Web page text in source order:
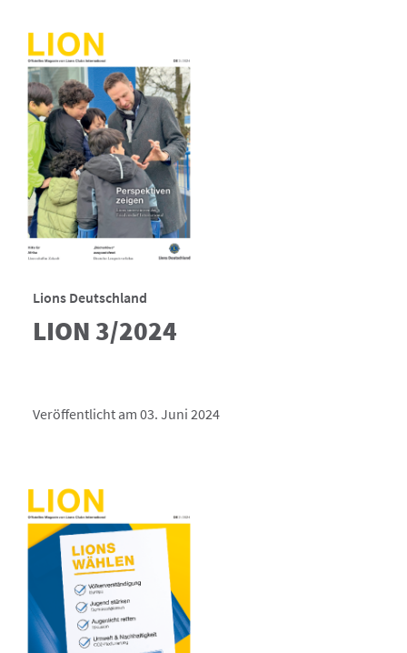
Lions Deutschland
LION 3/2024
Veröffentlicht am 03. Juni 2024